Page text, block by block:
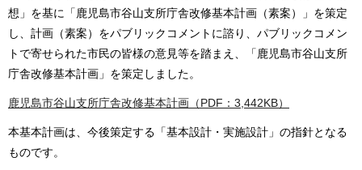
想」を基に「鹿児島市谷山支所庁舎改修基本計画（素案）」を策定
し、計画（素案）をパブリックコメントに諮り、パブリックコメン
トで寄せられた市民の皆様の意見等を踏まえ、「鹿児島市谷山支所
庁舎改修基本計画」を策定しました。
鹿児島市谷山支所庁舎改修基本計画（PDF：3,442KB）
本基本計画は、今後策定する「基本設計・実施設計」の指針となる
ものです。